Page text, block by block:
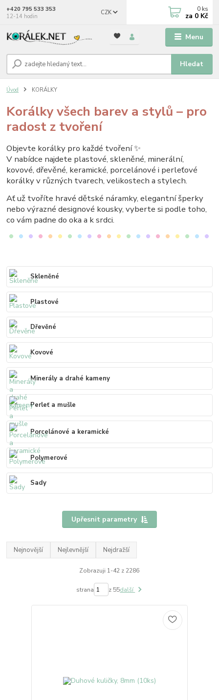
Menu
CZK
Hledat
+420 795 533 353
12-14 hodin
0 ks
za 0 Kč
Úvod KORÁLKY
Korálky všech barev a stylů – pro
radost z tvoření
Objevte korálky pro každé tvoření ✨
V nabídce najdete plastové, skleněné, minerální,
kovové, dřevěné, keramické, porcelánové i perleťové
korálky v různých tvarech, velikostech a stylech.
Ať už tvoříte hravé dětské náramky, elegantní šperky
nebo výrazné designové kousky, vyberte si podle toho,
co vám padne do oka a k srdci.
Skleněné
Plastové
Dřevěné
Kovové
Minerály a drahé kameny
Perleť a mušle
Porcelánové a keramické
Polymerové
Sady
Upřesnit parametry
Nejnovější Nejlevnější Nejdražší
Zobrazuji 1-42 z 2286
strana z 55další